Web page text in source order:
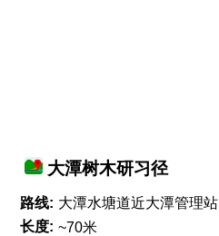
大潭树木研习径
路线: 大潭水塘道近大潭管理站
长度: ~70米